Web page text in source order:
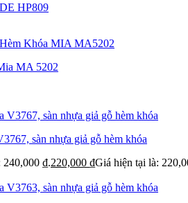
HP809
MA 5202
sàn nhựa giả gỗ hèm khóa
240,000 ₫.220,000 ₫Giá hiện tại là: